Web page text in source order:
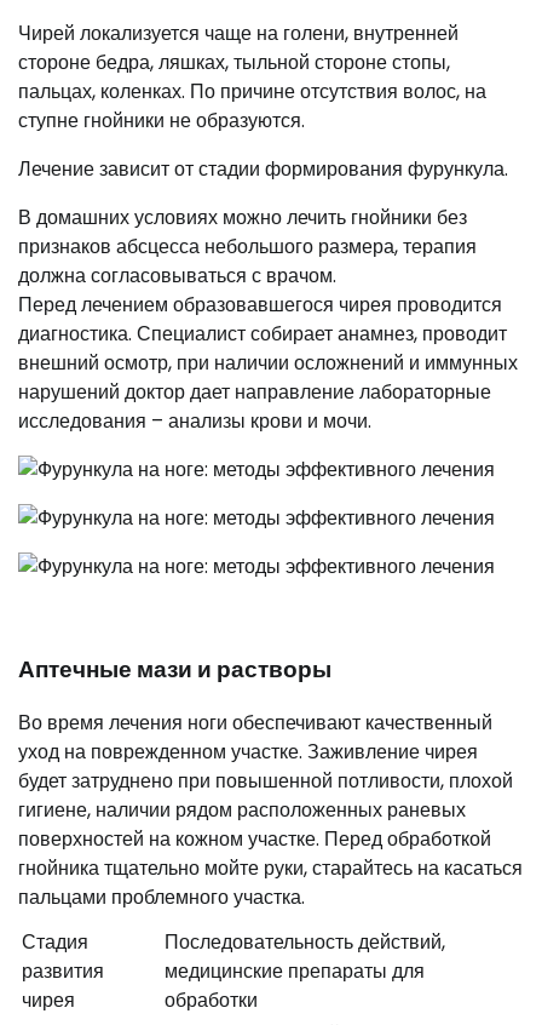
Чирей локализуется чаще на голени, внутренней
стороне бедра, ляшках, тыльной стороне стопы,
пальцах, коленках. По причине отсутствия волос, на
ступне гнойники не образуются.
Лечение зависит от стадии формирования фурункула.
В домашних условиях можно лечить гнойники без
признаков абсцесса небольшого размера, терапия
должна согласовываться с врачом.
Перед лечением образовавшегося чирея проводится
диагностика. Специалист собирает анамнез, проводит
внешний осмотр, при наличии осложнений и иммунных
нарушений доктор дает направление лабораторные
исследования – анализы крови и мочи.
Аптечные мази и растворы
Во время лечения ноги обеспечивают качественный
уход на поврежденном участке. Заживление чирея
будет затруднено при повышенной потливости, плохой
гигиене, наличии рядом расположенных раневых
поверхностей на кожном участке. Перед обработкой
гнойника тщательно мойте руки, старайтесь на касаться
пальцами проблемного участка.
Стадия
развития
чирея
Последовательность действий,
медицинские препараты для
обработки